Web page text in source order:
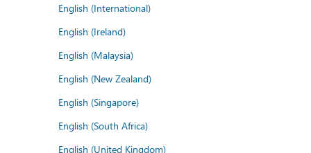
English (International)
English (Ireland)
English (Malaysia)
English (New Zealand)
English (Singapore)
English (South Africa)
English (United Kingdom)